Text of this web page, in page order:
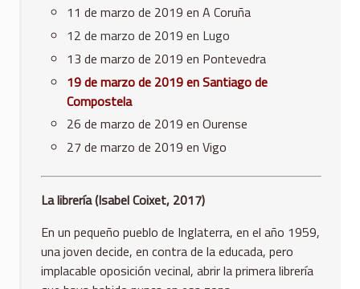
11 de marzo de 2019 en A Coruña
12 de marzo de 2019 en Lugo
13 de marzo de 2019 en Pontevedra
19 de marzo de 2019 en Santiago de
Compostela
26 de marzo de 2019 en Ourense
27 de marzo de 2019 en Vigo
La librería (Isabel Coixet, 2017)
En un pequeño pueblo de Inglaterra, en el año 1959,
una joven decide, en contra de la educada, pero
implacable oposición vecinal, abrir la primera librería